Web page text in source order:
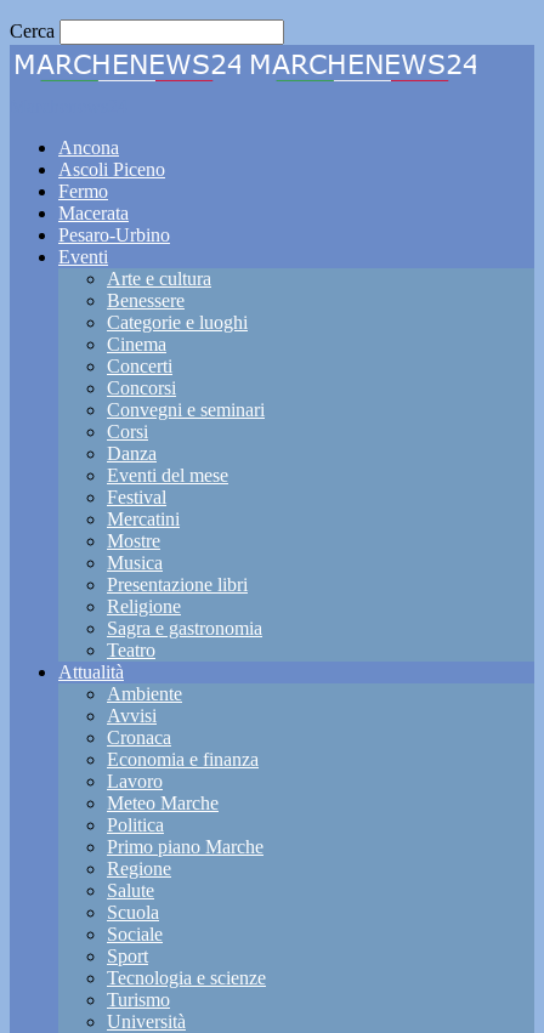
Cerca
Ancona
Ascoli Piceno
Fermo
Macerata
Pesaro-Urbino
Eventi
Arte e cultura
Benessere
Categorie e luoghi
Cinema
Concerti
Concorsi
Convegni e seminari
Corsi
Danza
Eventi del mese
Festival
Mercatini
Mostre
Musica
Presentazione libri
Religione
Sagra e gastronomia
Teatro
Attualità
Ambiente
Avvisi
Cronaca
Economia e finanza
Lavoro
Meteo Marche
Politica
Primo piano Marche
Regione
Salute
Scuola
Sociale
Sport
Tecnologia e scienze
Turismo
Università